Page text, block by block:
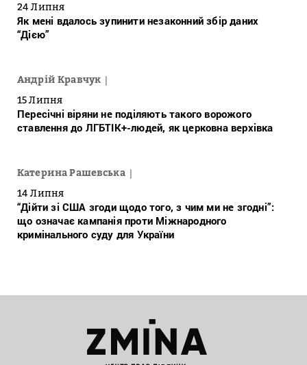
24 Липня
Як мені вдалось зупинити незаконний збір даних
“Дією”
Андрій Кравчук
15 Липня
Пересічні віряни не поділяють такого ворожого
ставлення до ЛГБТІК+-людей, як церковна верхівка
Катерина Рашевська
14 Липня
“Дійти зі США згоди щодо того, з чим ми не згодні”:
що означає кампанія проти Міжнародного
кримінального суду для України